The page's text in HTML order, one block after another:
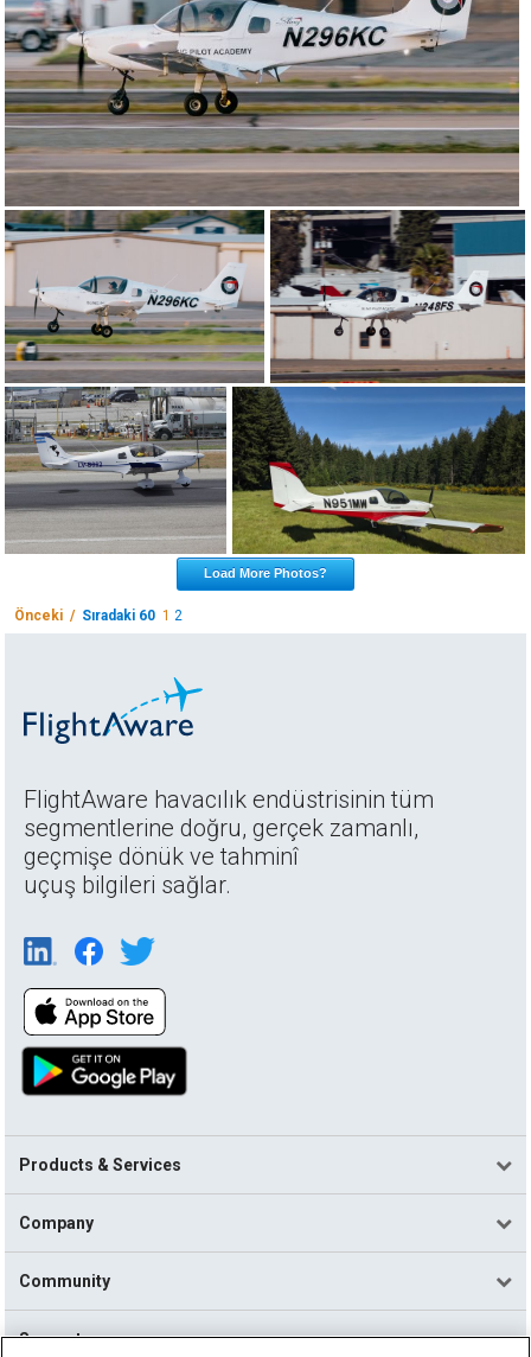
Load More Photos?
Önceki / Sıradaki 60 12
FlightAware havacılık endüstrisinin tüm
segmentlerine doğru, gerçek zamanlı,
geçmişe dönük ve tahminî
uçuş bilgileri sağlar.
Products & Services
Company
Community
Support